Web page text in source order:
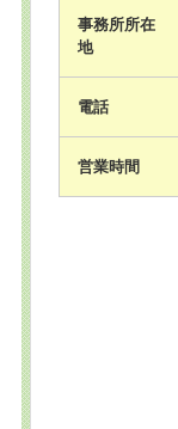
事務所所在
地
電話
営業時間